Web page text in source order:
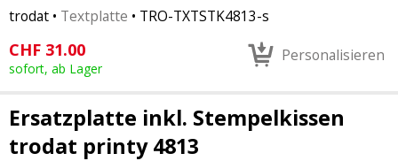
trodat • Textplatte • TRO-TXTSTK4813-s
CHF 31.00
sofort, ab Lager
Personalisieren
Ersatzplatte inkl. Stempelkissen
trodat printy 4813